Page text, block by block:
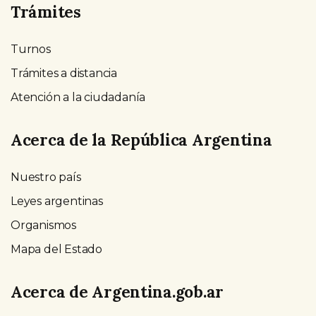
Trámites
Turnos
Trámites a distancia
Atención a la ciudadanía
Acerca de la República Argentina
Nuestro país
Leyes argentinas
Organismos
Mapa del Estado
Acerca de Argentina.gob.ar